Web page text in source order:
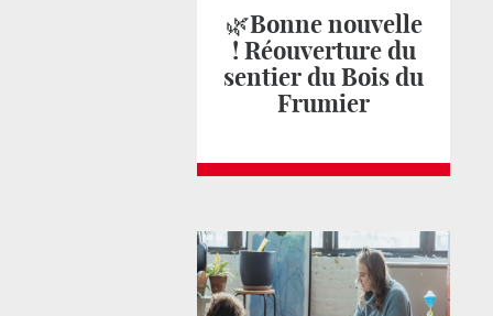
🌿Bonne nouvelle
! Réouverture du
sentier du Bois du
Frumier